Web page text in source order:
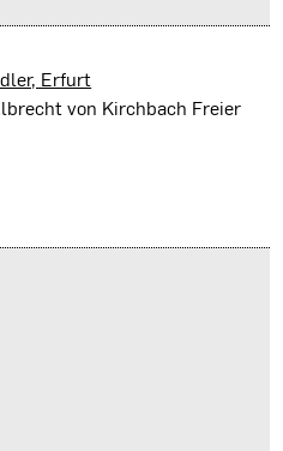
Erfurt
von Kirchbach Freier